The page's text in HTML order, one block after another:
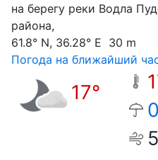
на берегу реки Водла
района,
61.8° N, 36.28° E 30 m
Погода на ближайший
17°
0
5